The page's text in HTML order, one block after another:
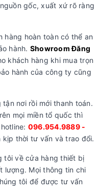
gốc, xuất xứ rõ ràng
hoàn toàn có thể an
hành. Showroom Đăng
khách hàng khi mua trọn
hành của công ty cũng
nơi rồi mới thanh toán.
mọi miền tổ quốc thì
096.954.9889 -
kịp thời tư vấn và trao đổi.
tôi về cửa hàng thiết bị
lượng. Mọi thông tin chi
tôi để được tư vấn